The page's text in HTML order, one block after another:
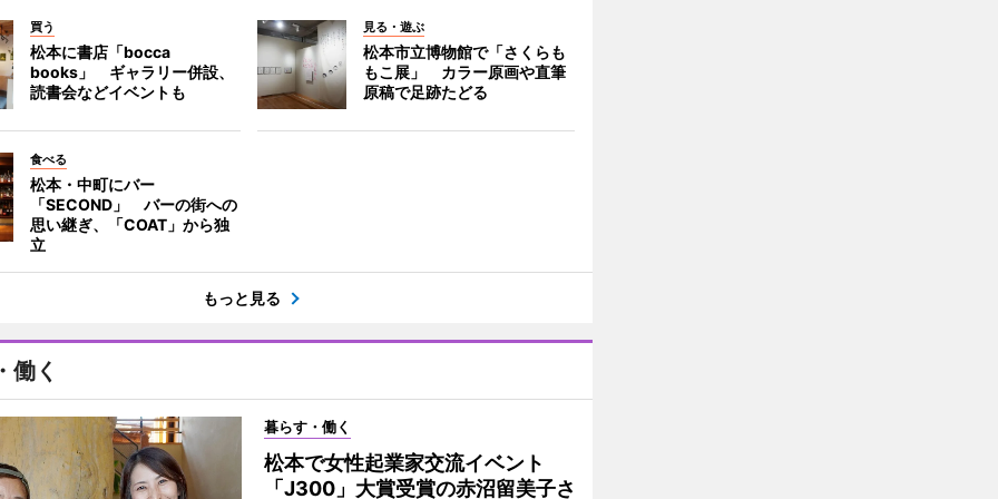
買う
松本に書店「bocca
books」 ギャラリー併設、
読書会などイベントも
見る・遊ぶ
松本市立博物館で「さくらも
もこ展」 カラー原画や直筆
原稿で足跡たどる
食べる
松本・中町にバー
「SECOND」 バーの街への
思い継ぎ、「COAT」から独
立
もっと見る
働く
暮らす・働く
松本で女性起業家交流イベント
「J300」大賞受賞の赤沼留美子さ